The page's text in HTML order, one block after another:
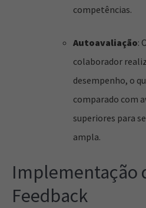
competências.
Autoavaliação:
colaborador
desempenho, o
comparado com
superiores para
ampla.
Implementação
Feedback